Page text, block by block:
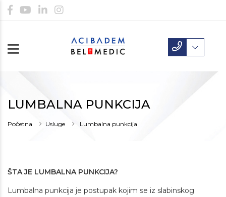
LUMBALNA PUNKCIJA
Početna Usluge Lumbalna punkcija
ŠTA JE LUMBALNA PUNKCIJA?
Lumbalna punkcija je postupak kojim se iz slabinskog